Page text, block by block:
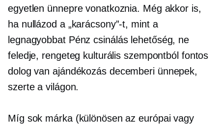
egyetlen ünnepre vonatkoznia. Még akkor is,
ha nullázod a „karácsony”-t, mint a
legnagyobbat Pénz csináláslehetőség, ne
feledje, rengeteg kulturális szempontból fontos
dolog vanajándékozásdecemberi ünnepek,
szerte a világon.
Míg sok márka (különösen az európai vagy